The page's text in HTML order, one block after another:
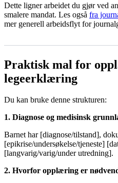
Dette ligner arbeidet du gjør ved
smalere mandat. Les også fra
mer generell arbeidsflyt for
Praktisk mal for
legeerklæring
Du kan bruke denne strukturen:
1. Diagnose og medisinsk
Barnet har [diagnose/tilstand],
[epikrise/undersøkelse/tjeneste]
[langvarig/varig/under utredning].
2. Hvorfor opplæring er